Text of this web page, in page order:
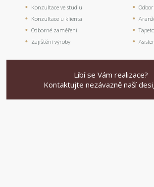
Konzultace ve studiu
Konzultace u klienta
Odborné zaměření
Zajištění výroby
Líbí se Vám realizace?
Kontaktujte nezávazně naší